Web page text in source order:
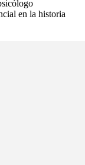
en la historia